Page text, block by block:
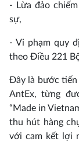
- Lừa đảo
sự,
- Vi phạm quy
theo Điều 221
Đây là bước
AntEx, từng
“Made in
thu hút hàng
với cam kết lợi